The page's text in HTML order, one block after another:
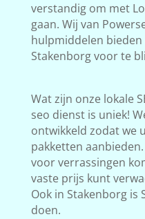
verstandig om met
gaan. Wij van
hulpmiddelen
Stakenborg voor te
Wat zijn onze lokale
seo dienst is uniek!
ontwikkeld zodat we
pakketten
voor verrassingen
vaste prijs kunt
Ook in Stakenborg is
doen.